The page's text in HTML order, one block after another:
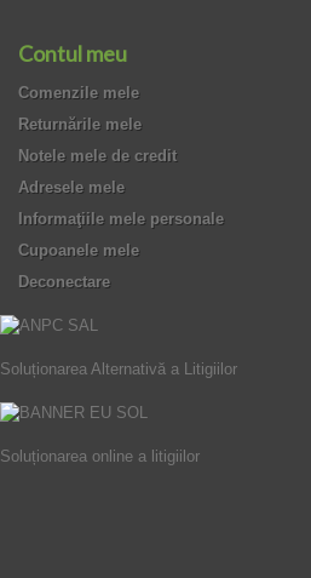
Contul meu
Comenzile mele
Returnările mele
Notele mele de credit
Adresele mele
Informaţiile mele personale
Cupoanele mele
Deconectare
Soluționarea Alternativă a Litigiilor
Soluționarea online a litigiilor